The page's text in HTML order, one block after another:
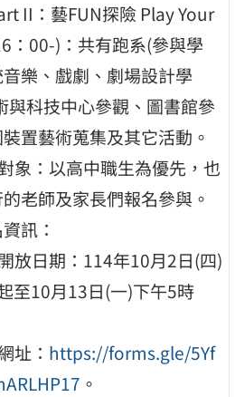
II：藝FUN探險 Play Your
：00-)：共有跑系(參與學
樂、戲劇、劇場設計學
與科技中心參觀、圖書館參
置藝術蒐集及其它活動。
象：以高中職生為優先，也
老師及家長們報名參與。
訊：
放日期：114年10月2日(四)
至10月13日(一)下午5時
址： https://forms.gle/5Yf
。